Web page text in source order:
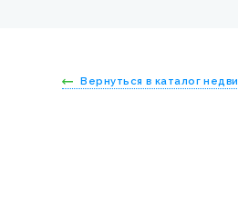
Вернуться в каталог